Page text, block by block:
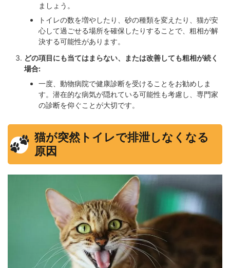
ましょう。
トイレの数を増やしたり、砂の種類を変えたり、猫が安
心して過ごせる場所を確保したりすることで、粗相が解
決する可能性があります。
どの項目にも当てはまらない、または改善しても粗相が続く
場合:
一度、動物病院で健康診断を受けることをお勧めしま
す。潜在的な病気が隠れている可能性も考慮し、専門家
の診断を仰ぐことが大切です。
猫が突然トイレで排泄しなくなる
原因